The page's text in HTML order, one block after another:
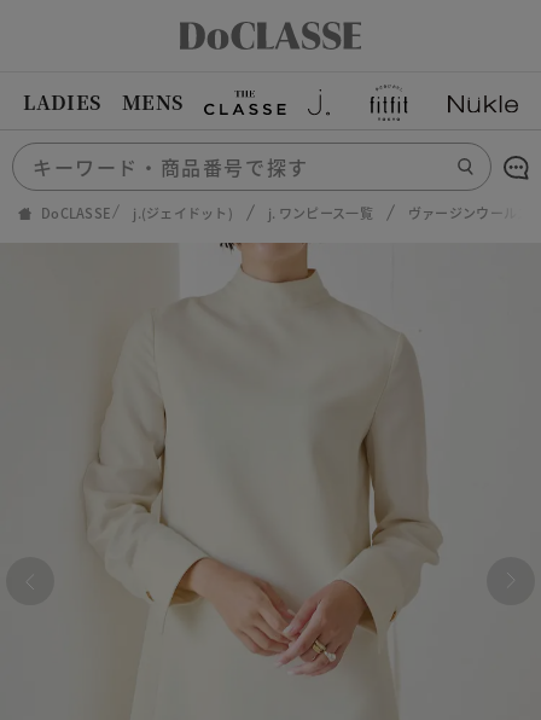
LADIES MENS
DoCLASSE j.(ジェイドット) j. ワンピース一覧 ヴァージンウールス